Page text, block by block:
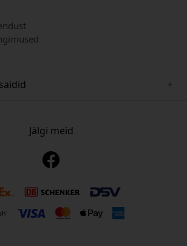
Jälgi meid